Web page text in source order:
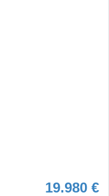
19.980 €